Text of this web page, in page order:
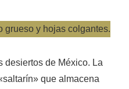
desiertos de México. La
que almacena